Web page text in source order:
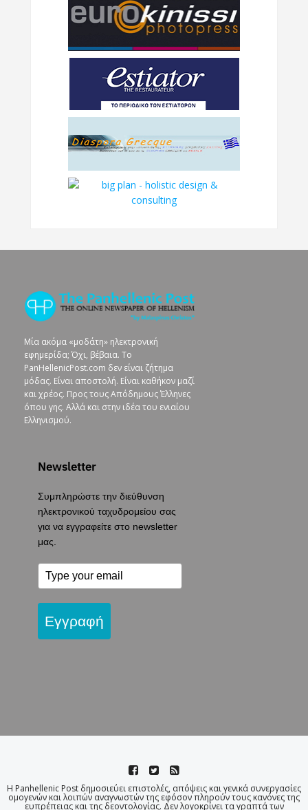
Μία ακόμα «μοδάτη» ηλεκτρονική
εφημερίδα; Όχι, βέβαια. To
PanHellenicPost.com δεν είναι ζήτημα
μόδας. Είναι αποστολή. Είναι καθήκον μαζί
και χρέος. Προς τους Απόδημους Έλληνες
όπου γης. Αλλά και στην ιδέα του ενιαίου
Ελληνισμού.
Newsletter
Συμπληρώστε την διεύθυνση
ηλεκτρονικού ταχυδρομείου σας
για να εγγραφείτε στο newsletter
μας.
Εγγραφή
Η Panhellenic Post δημοσιεύει επιστολές, απόψεις και γενικά συνεργασίες
ομογενών και λοιπών αναγνωστών της εφόσον πληρούν τους κανόνες της
ευπρέπειας και της δεοντολογίας. Δεν λογοκρίνει τα γραπτά των